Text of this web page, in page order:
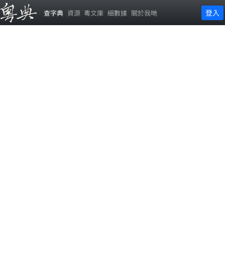
查字典 資源 粵文庫 細數據 關於我哋 登入